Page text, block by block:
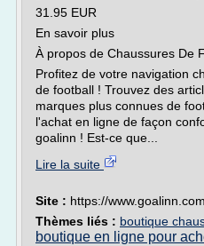
31.95 EUR
En savoir plus
À propos de Chaussures De
Profitez de votre navigation
de football ! Trouvez des
marques plus connues de
l'achat en ligne de façon
goalinn ! Est-ce que...
Lire la suite
Site : https://www.goalinn.com
Thèmes liés : boutique
boutique en ligne pour